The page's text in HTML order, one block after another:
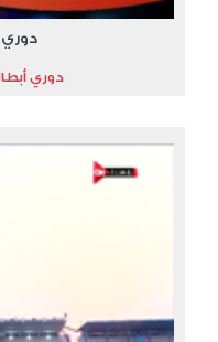
دوري
دوري أبطال